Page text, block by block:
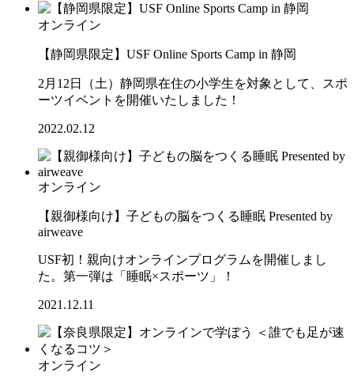
オンライン
【静岡県限定】USF Online Sports Camp in 静岡
2月12日（土）静岡県在住の小学生を対象として、スポ
ーツイベントを開催いたしました！
2022.02.12
オンライン
【親御様向け】子どもの脳をつくる睡眠 Presented by
airweave
USF初！親向けオンラインプログラムを開催しまし
た。第一弾は「睡眠×スポーツ」！
2021.12.11
オンライン